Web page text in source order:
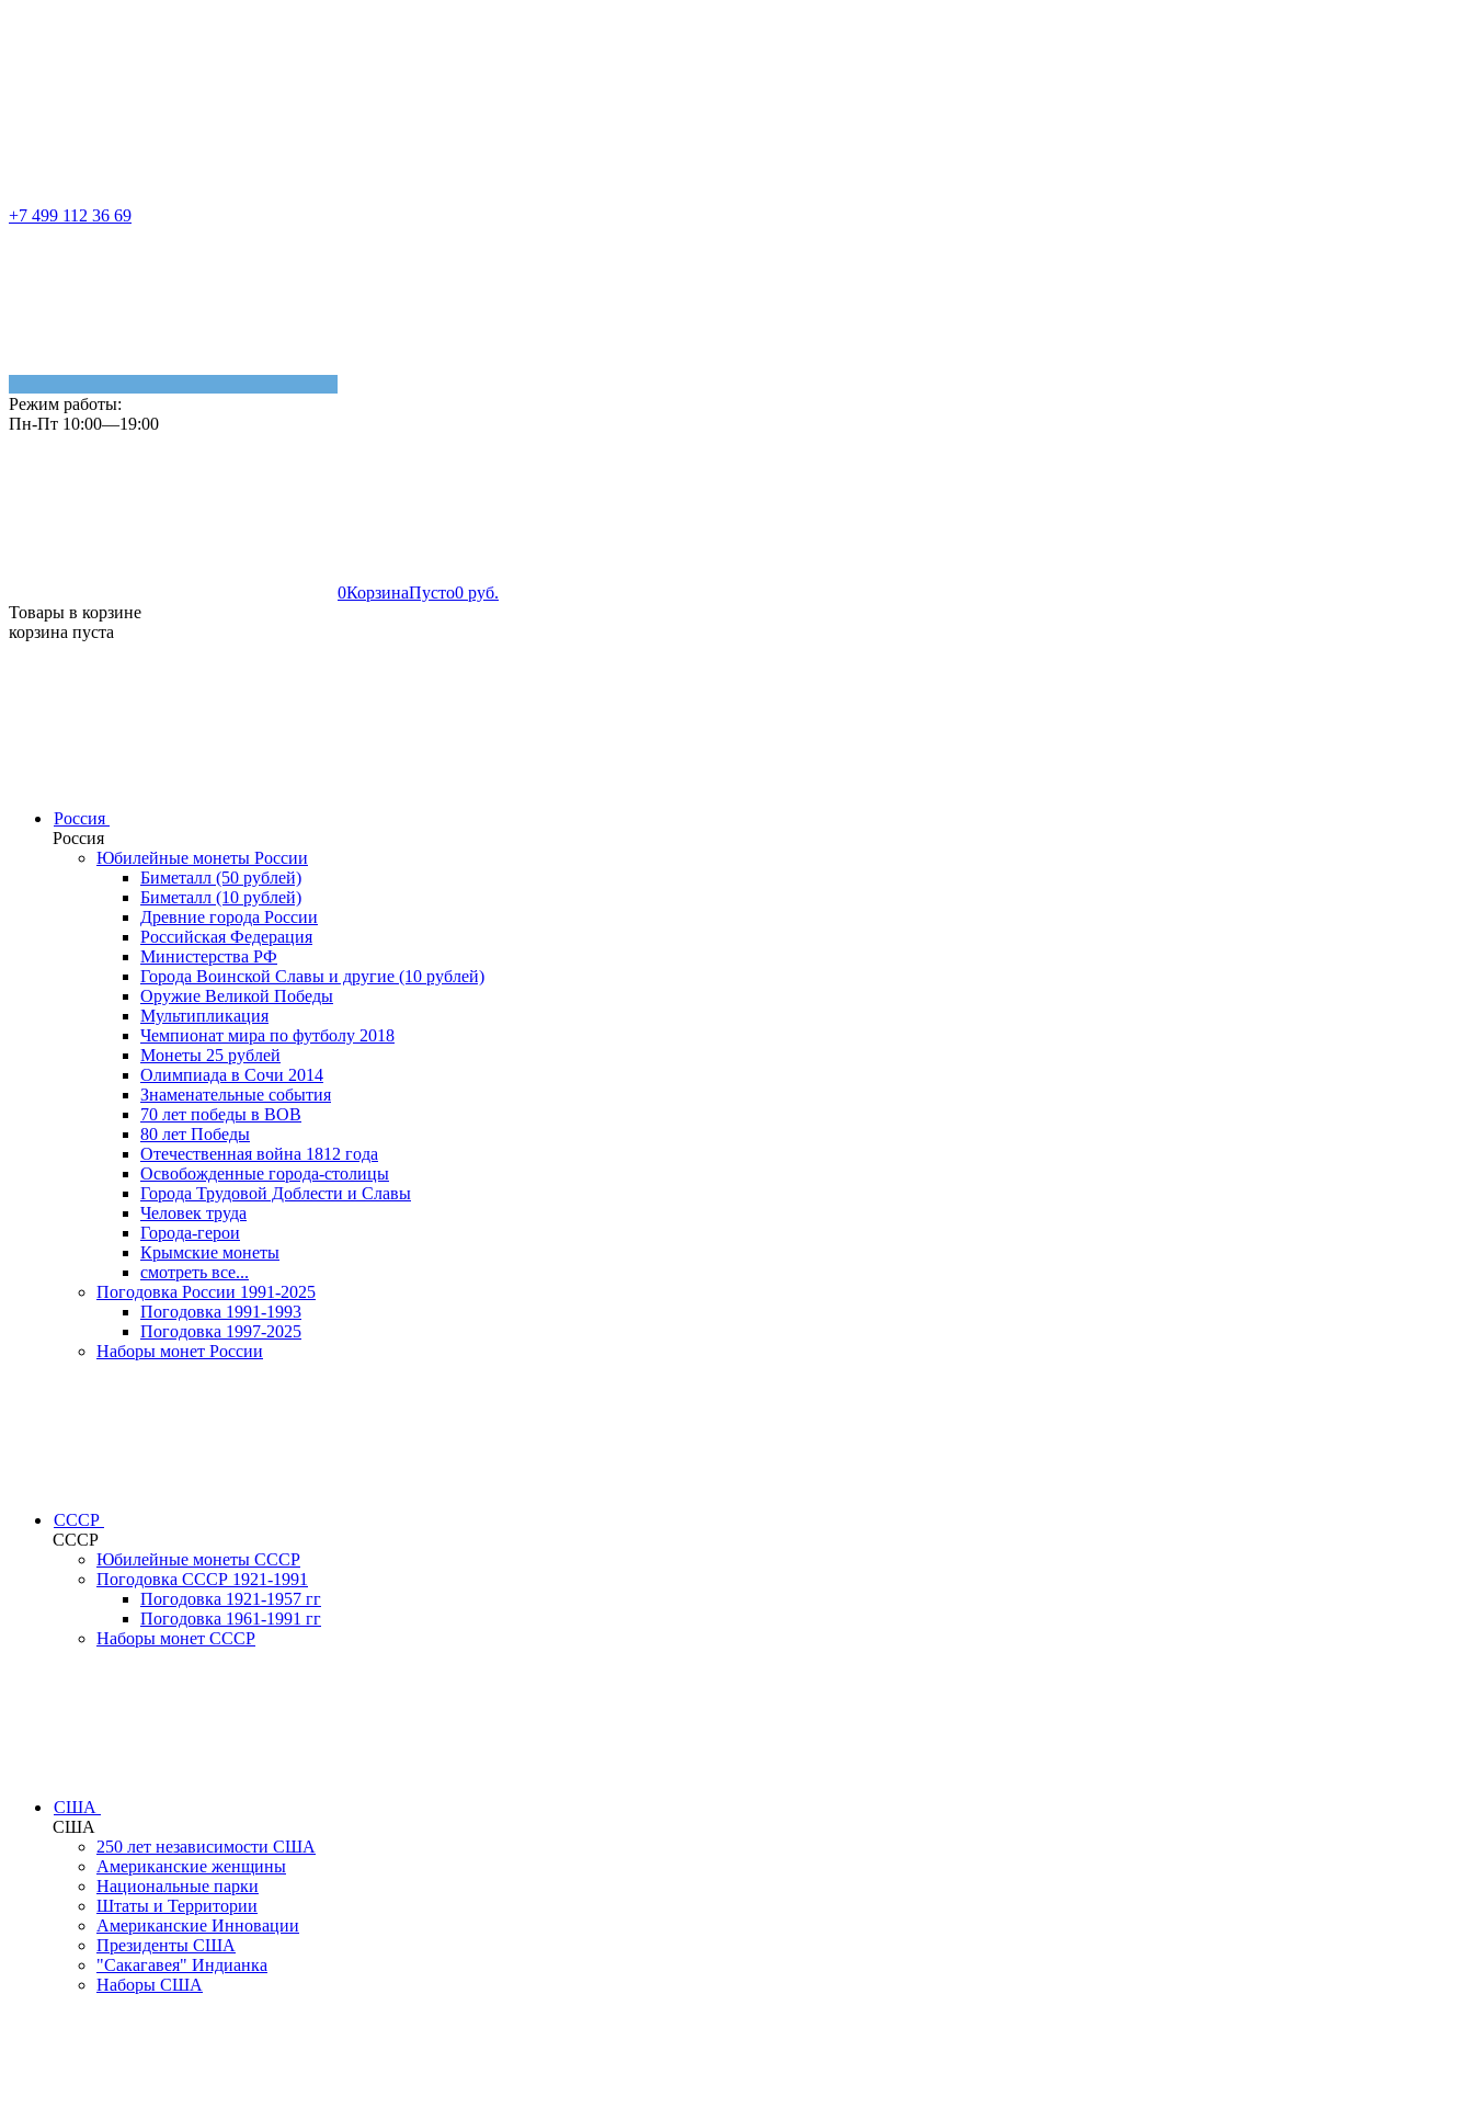
+7 499 112 36 69
Режим работы:
Пн-Пт 10:00—19:00
0КорзинаПусто0 руб.
Товары в корзине
корзина пуста
Россия
Россия
Юбилейные монеты России
Биметалл (50 рублей)
Биметалл (10 рублей)
Древние города России
Российская Федерация
Министерства РФ
Города Воинской Славы и другие (10 рублей)
Оружие Великой Победы
Мультипликация
Чемпионат мира по футболу 2018
Монеты 25 рублей
Олимпиада в Сочи 2014
Знаменательные события
70 лет победы в ВОВ
80 лет Победы
Отечественная война 1812 года
Освобожденные города-столицы
Города Трудовой Доблести и Славы
Человек труда
Города-герои
Крымские монеты
смотреть все...
Погодовка России 1991-2025
Погодовка 1991-1993
Погодовка 1997-2025
Наборы монет России
СССР
СССР
Юбилейные монеты СССР
Погодовка СССР 1921-1991
Погодовка 1921-1957 гг
Погодовка 1961-1991 гг
Наборы монет СССР
США
США
250 лет независимости США
Американские женщины
Национальные парки
Штаты и Территории
Американские Инновации
Президенты США
"Сакагавея" Индианка
Наборы США